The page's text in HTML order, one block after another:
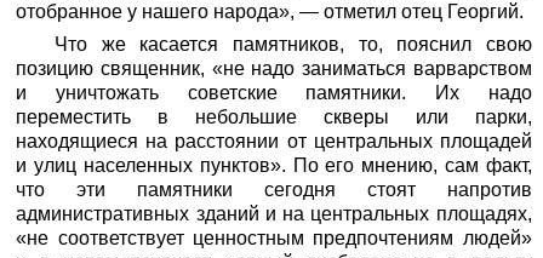
отобранное у нашего народа», — отметил отец Георгий.
Что же касается памятников, то, пояснил свою
позицию священник, «не надо заниматься варварством
и уничтожать советские памятники. Их надо
переместить в небольшие скверы или парки,
находящиеся на расстоянии от центральных площадей
и улиц населенных пунктов». По его мнению, сам факт,
что эти памятники сегодня стоят напротив
административных зданий и на центральных площадях,
«не соответствует ценностным предпочтениям людей»